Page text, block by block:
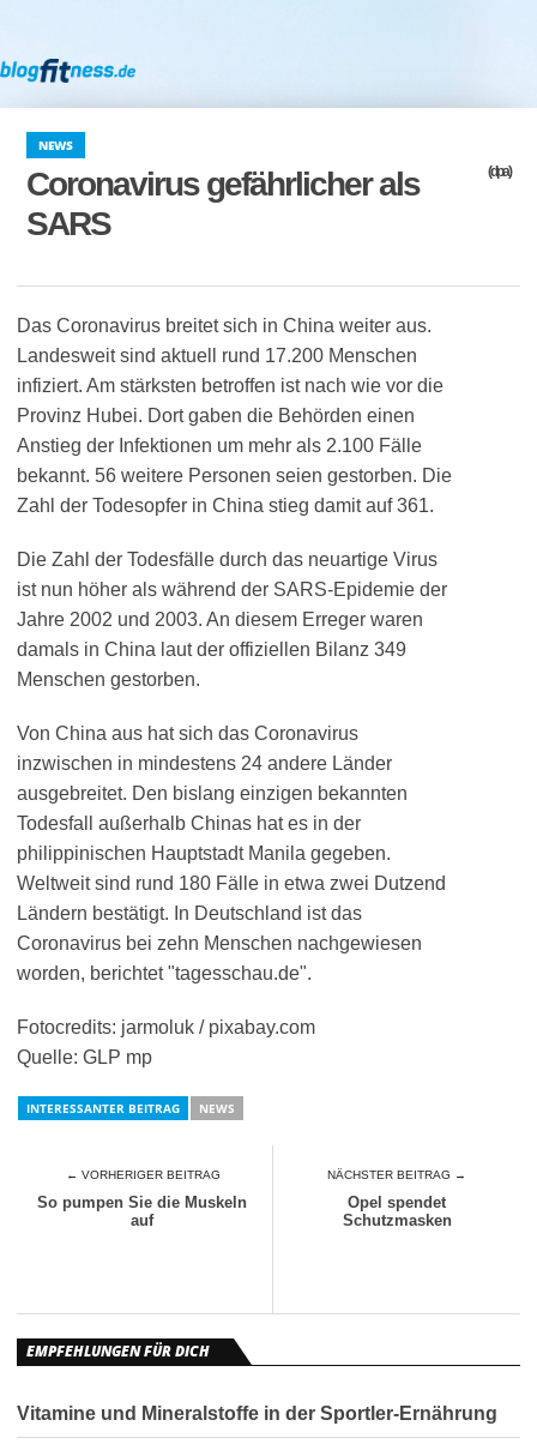
NEWS
Coronavirus gefährlicher als
SARS
(dpa)
Das Coronavirus breitet sich in China weiter aus.
Landesweit sind aktuell rund 17.200 Menschen
infiziert. Am stärksten betroffen ist nach wie vor die
Provinz Hubei. Dort gaben die Behörden einen
Anstieg der Infektionen um mehr als 2.100 Fälle
bekannt. 56 weitere Personen seien gestorben. Die
Zahl der Todesopfer in China stieg damit auf 361.
Die Zahl der Todesfälle durch das neuartige Virus
ist nun höher als während der SARS-Epidemie der
Jahre 2002 und 2003. An diesem Erreger waren
damals in China laut der offiziellen Bilanz 349
Menschen gestorben.
Von China aus hat sich das Coronavirus
inzwischen in mindestens 24 andere Länder
ausgebreitet. Den bislang einzigen bekannten
Todesfall außerhalb Chinas hat es in der
philippinischen Hauptstadt Manila gegeben.
Weltweit sind rund 180 Fälle in etwa zwei Dutzend
Ländern bestätigt. In Deutschland ist das
Coronavirus bei zehn Menschen nachgewiesen
worden, berichtet "tagesschau.de".
Fotocredits: jarmoluk / pixabay.com
Quelle: GLP mp
INTERESSANTER BEITRAG NEWS
← VORHERIGER BEITRAG
So pumpen Sie die Muskeln
auf
NÄCHSTER BEITRAG →
Opel spendet
Schutzmasken
EMPFEHLUNGEN FÜR DICH
Vitamine und Mineralstoffe in der Sportler-Ernährung